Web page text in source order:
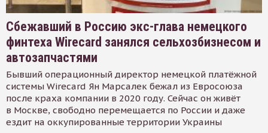
Сбежавший в Россию экс-глава немецкого
финтеха Wirecard занялся сельхозбизнесом и
автозапчастями
Бывший операционный директор немецкой платёжной
системы Wirecard Ян Марсалек бежал из Евросоюза
после краха компании в 2020 году. Сейчас он живёт
в Москве, свободно перемещается по России и даже
ездит на оккупированные территории Украины